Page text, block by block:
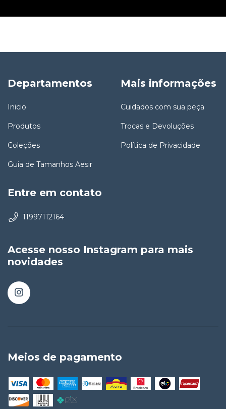
Departamentos
Inicio
Produtos
Coleções
Guia de Tamanhos Aesir
Mais informações
Cuidados com sua peça
Trocas e Devoluções
Política de Privacidade
Entre em contato
11997112164
Acesse nosso Instagram para mais
novidades
Meios de pagamento